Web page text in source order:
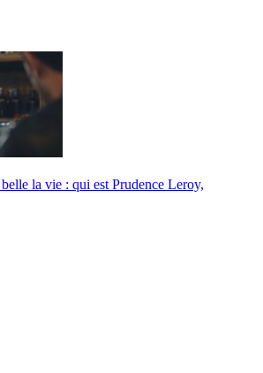
la vie : qui est Prudence Leroy,